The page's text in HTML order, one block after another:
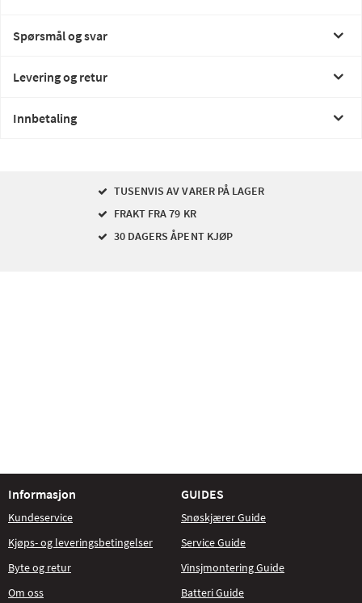
Spørsmål og svar
Levering og retur
Innbetaling
TUSENVIS AV VARER PÅ LAGER
FRAKT FRA 79 KR
30 DAGERS ÅPENT KJØP
Informasjon
Kundeservice
Kjøps- og leveringsbetingelser
Byte og retur
Om oss
GUIDES
Snøskjærer Guide
Service Guide
Vinsjmontering Guide
Batteri Guide